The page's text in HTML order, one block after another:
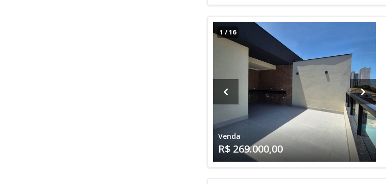
1 /16
Venda
R$ 269.000,00